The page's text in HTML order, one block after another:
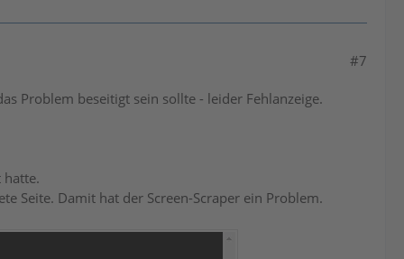
#7
Problem beseitigt sein sollte - leider Fehlanzeige.
hatte.
Seite. Damit hat der Screen-Scraper ein Problem.